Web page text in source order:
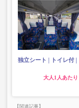
独立シート トイレ付
大人